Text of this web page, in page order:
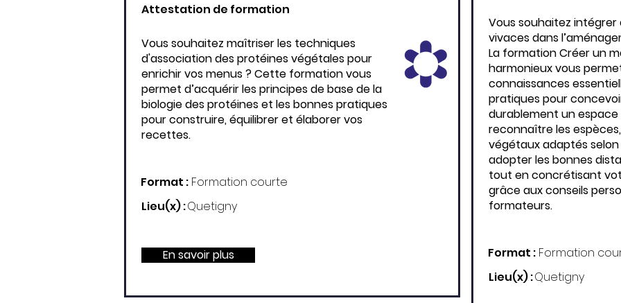
Attestation de formation
Vous souhaitez maîtriser les techniques
d'association des protéines végétales pour
enrichir vos menus ? Cette formation vous
permet d’acquérir les principes de base de la
biologie des protéines et les bonnes pratiques
pour construire, équilibrer et élaborer vos
recettes.
Format : Formation courte
Lieu(x) :Quetigny
En savoir plus
Vous souhaitez
vivaces dans
La formation Créer un
harmonieux vous
connaissances
pratiques pour
durablement un espace
reconnaître les
végétaux adaptés
adopter les bonnes
tout en concrétisant
grâce aux conseils
formateurs.
Format : Formation
Lieu(x) :Quetigny